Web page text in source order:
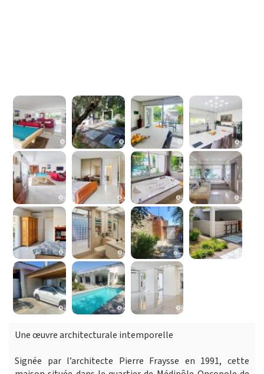
Une œuvre architecturale intemporelle
Signée par l’architecte Pierre Fraysse en 1991, cette